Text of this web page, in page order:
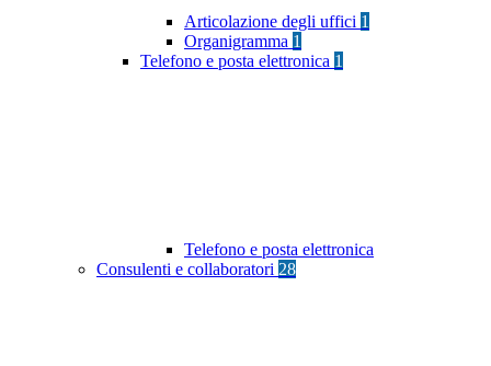
Articolazione degli uffici 1
Organigramma 1
Telefono e posta elettronica 1
Telefono e posta elettronica
Consulenti e collaboratori 28